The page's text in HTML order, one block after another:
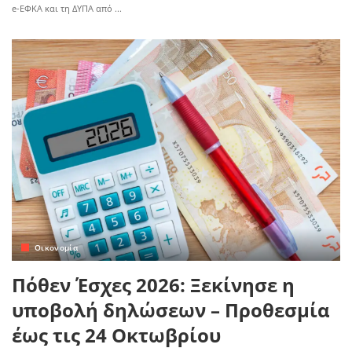
e-ΕΦΚΑ και τη ΔΥΠΑ από ...
Οικονομία
Πόθεν Έσχες 2026: Ξεκίνησε η
υποβολή δηλώσεων – Προθεσμία
έως τις 24 Οκτωβρίου